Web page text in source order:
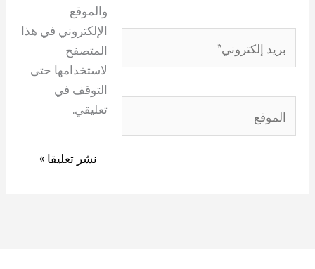
إلكتروني*
والموقع
الإلكتروني في هذا
المتصفح
لاستخدامها حتى
التوقف في
تعليقي.